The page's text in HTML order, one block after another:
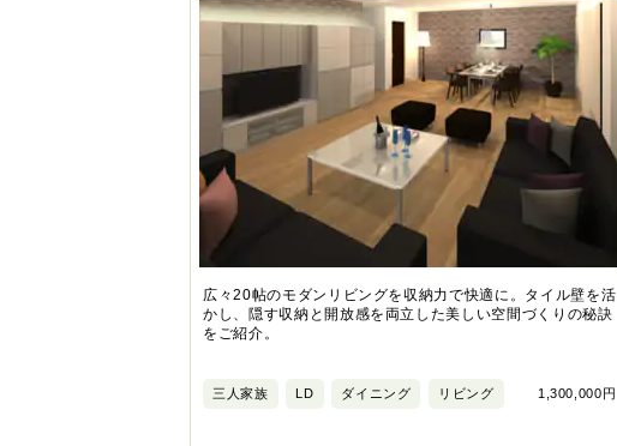
広々20帖のモダンリビングを収納力で快適に。タイル壁を活
かし、隠す収納と開放感を両立した美しい空間づくりの秘訣
をご紹介。
1,300,000円
三人家族 LD ダイニング リビング